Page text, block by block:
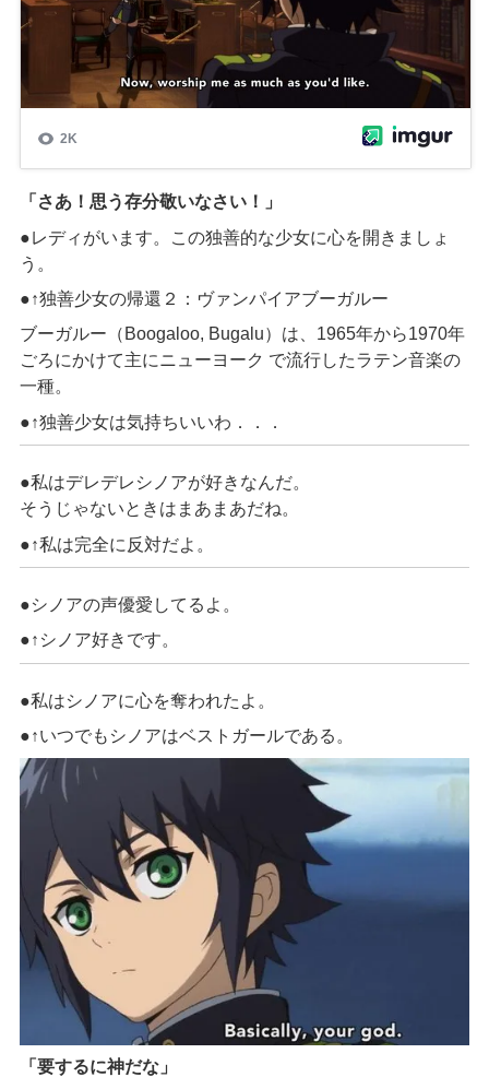
「さあ！思う存分敬いなさい！」
●レディ がいます。この独善的な少女に心を開きましょ
う。
●↑独善少女の帰還２：ヴァンパイアブーガルー
ブーガルー（ Boogaloo, Bugalu）は、 1965年から1970年
ごろにかけて主にニューヨーク で流行したラテン音楽の
一種。
●↑独善少女は気持ちいいわ．．．
●私はデレデレシノアが好きなんだ。
そうじゃないときはまあまあだね。
●↑私は完全に反対だよ。
●シノアの声優愛してるよ 。
●↑ シノア好きです。
●私はシノアに心を奪われたよ。
●↑いつでもシノアはベストガールである。
「要するに神だな」